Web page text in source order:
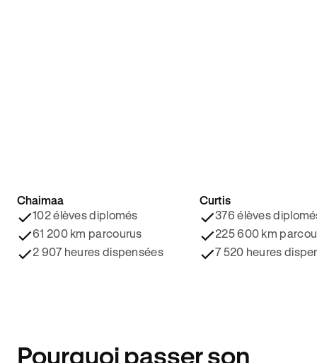
4.8/5 ⭐️
Chaimaa
102 élèves diplomés
61 200 km parcourus
2 907 heures dispensées
4.9/5 ⭐️
Curtis
376 élèves
225 600 km
7 520 heures
Pourquoi passer son